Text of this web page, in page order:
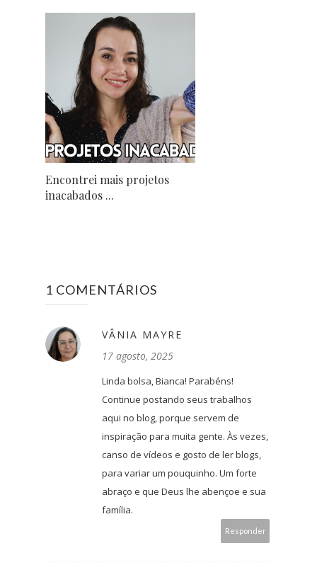
Encontrei mais projetos
inacabados ...
1 COMENTÁRIOS
VÂNIA MAYRE
17 agosto, 2025
Linda bolsa, Bianca! Parabéns!
Continue postando seus trabalhos
aqui no blog, porque servem de
inspiração para muita gente. Às vezes,
canso de vídeos e gosto de ler blogs,
para variar um pouquinho. Um forte
abraço e que Deus lhe abençoe e sua
família.
Responder